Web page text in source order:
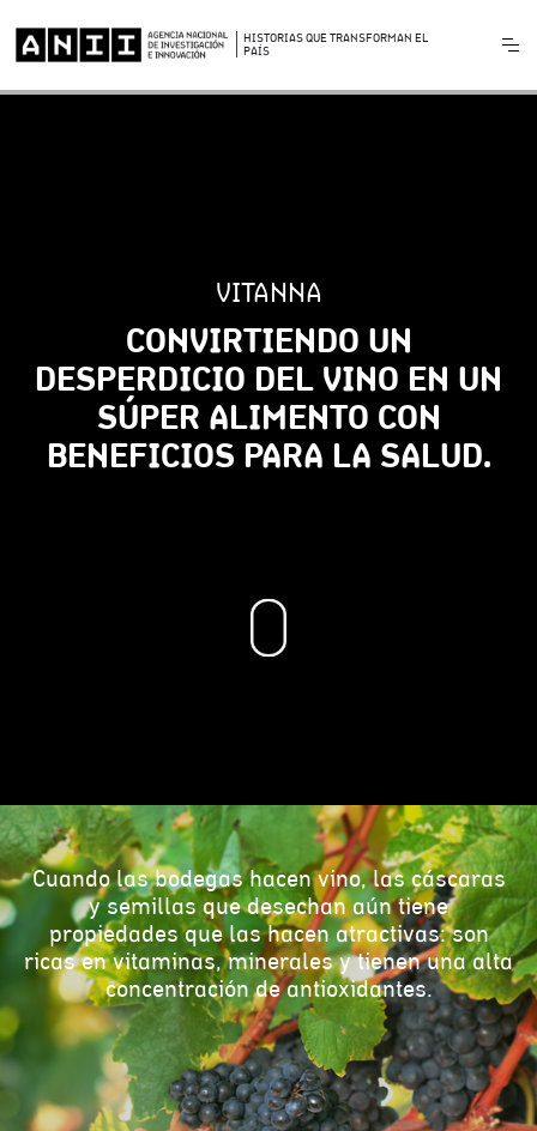
HISTORIAS QUE TRANSFORMAN EL
PAÍS
VITANNA
CONVIRTIENDO UN
DESPERDICIO DEL VINO EN UN
SÚPER ALIMENTO CON
BENEFICIOS PARA LA SALUD.
Cuando las bodegas hacen vino, las cáscaras
y semillas que desechan aún tiene
propiedades que las hacen atractivas: son
ricas en vitaminas, minerales y tienen una alta
concentración de antioxidantes.